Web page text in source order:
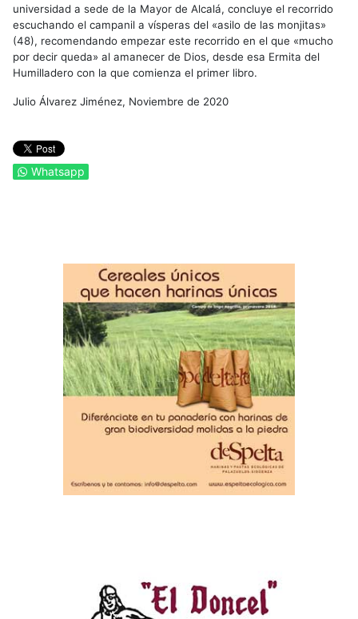
universidad a sede de la Mayor de Alcalá, concluye el recorrido
escuchando el campanil a vísperas del «asilo de las monjitas»
(48), recomendando empezar este recorrido en el que «mucho
por decir queda» al amanecer de Dios, desde esa Ermita del
Humilladero con la que comienza el primer libro.
Julio Álvarez Jiménez, Noviembre de 2020
Whatsapp